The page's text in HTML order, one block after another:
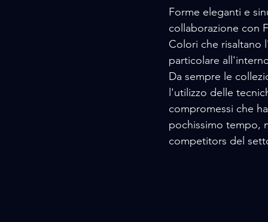
Forme eleganti e
collaborazione con
Colori che risaltano
particolare
Da sempre le
l'utilizzo delle
compromessi che
pochissimo tempo,
competitors del